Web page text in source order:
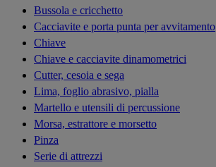
Bussola e cricchetto
Cacciavite e porta punta per avvitamento
Chiave
Chiave e cacciavite dinamometrici
Cutter, cesoia e sega
Lima, foglio abrasivo, pialla
Martello e utensili di percussione
Morsa, estrattore e morsetto
Pinza
Serie di attrezzi